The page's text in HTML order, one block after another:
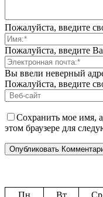
Пожалуйста, введите
Пожалуйста, введите
Вы ввели неверный
Пожалуйста, введите
Сохранить мое имя,
этом браузере для
Пн
Вт Ср